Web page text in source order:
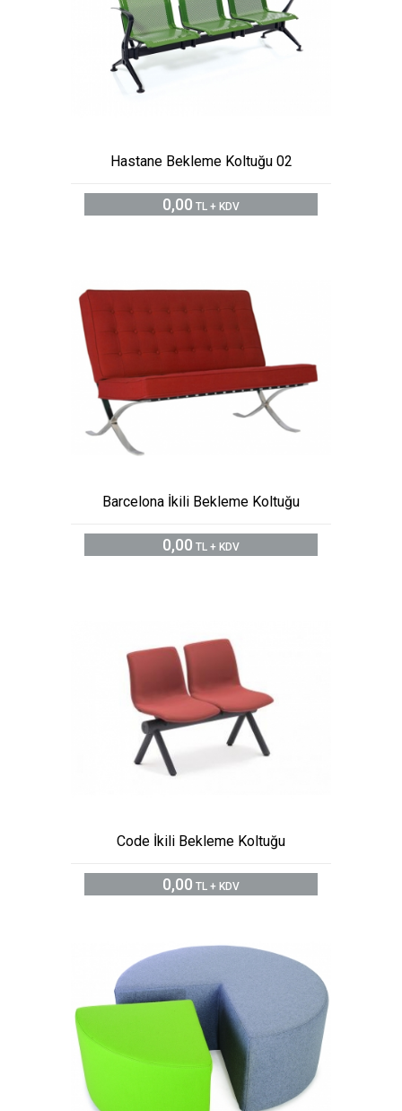
Hastane Bekleme Koltuğu 02
0,00 TL + KDV
Barcelona İkili Bekleme Koltuğu
0,00 TL + KDV
Code İkili Bekleme Koltuğu
0,00 TL + KDV